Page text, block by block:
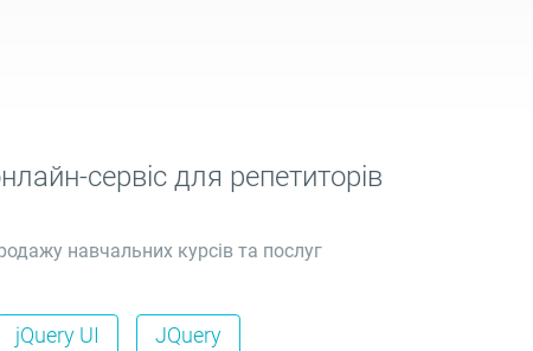
сервіс для репетиторів
навчальних курсів та послуг
jQuery UI JQuery